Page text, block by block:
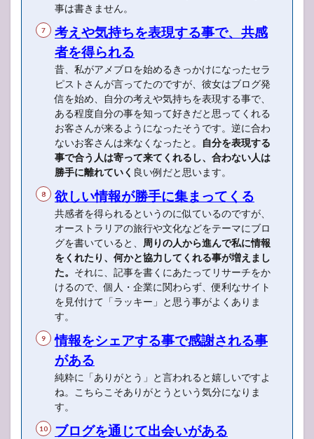
事は書きません。
考えや気持ちを表現する事で、共感
者を得られる
昔、私がアメブロを始めるきっかけになったセラ
ピストさんが言ってたのですが、彼女はブログ発
信を始め、自分の考えや気持ちを表現する事で、
ある程度自分の事を知って好きだと思ってくれる
お客さんが来るようになったそうです。逆に合わ
ないお客さんは来なくなったと。
自分を表現する
事で合う人は寄って来てくれるし、合わない人は
勝手に離れていく 良い例だと思います。
欲しい情報が勝手に集まってくる
共感者を得られるというのに似ているのですが、
オーストラリアの旅行や文化などをテーマにブロ
グを書いていると、 周りの人から進んで私に情報
をくれたり、何かと協力してくれる事が増えまし
た。 それに、記事を書くにあたってリサーチをか
けるので、個人・企業に関わらず、便利なサイト
を見付けて「ラッキー」と思う事がよくありま
す。
情報をシェアする事で感謝される事
がある
純粋に「ありがとう」と言われると嬉しいですよ
ね。こちらこそありがとうという気分になりま
す。
ブログを通じて出会いがある